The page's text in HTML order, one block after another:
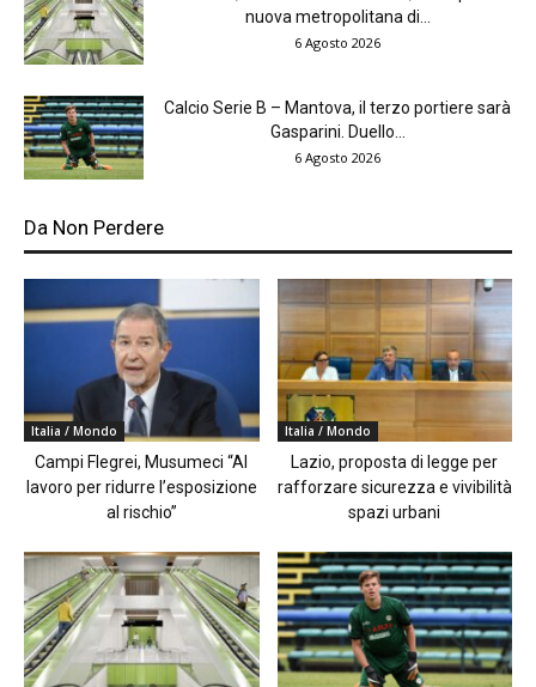
nuova metropolitana di...
6 Agosto 2026
Calcio Serie B – Mantova, il terzo portiere sarà
Gasparini. Duello...
6 Agosto 2026
Da Non Perdere
Italia / Mondo
Campi Flegrei, Musumeci “Al
lavoro per ridurre l’esposizione
al rischio”
Italia / Mondo
Lazio, proposta di legge per
rafforzare sicurezza e vivibilità
spazi urbani